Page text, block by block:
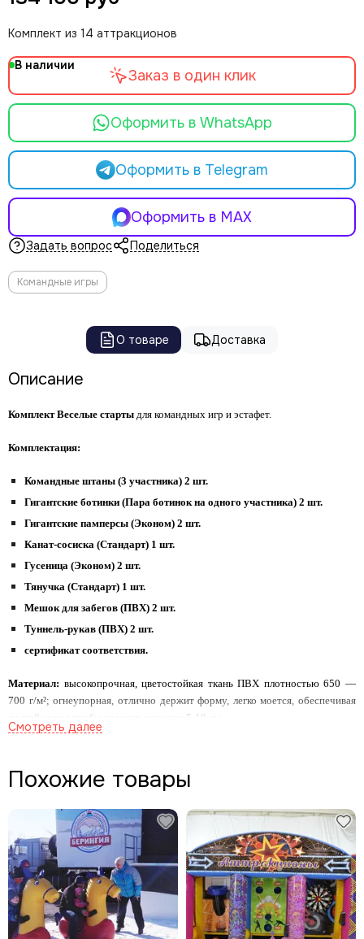
Комплект из 14 аттракционов
В наличии
Оформить в WhatsApp
Оформить в Telegram
Оформить в MAX
Заказ в один клик
Задать вопрос Поделиться
Командные игры
О товаре Доставка
Описание
Комплект Веселые старты для командных игр и эстафет.
Комплектация:
Командные штаны (3 участника) 2 шт.
Гигантские ботинки (Пара ботинок на одного участника) 2 шт.
Гигантские памперсы (Эконом) 2 шт.
Канат-сосиска (Стандарт) 1 шт.
Гусеница (Эконом) 2 шт.
Тянучка (Стандарт) 1 шт.
Мешок для забегов (ПВХ) 2 шт.
Туннель-рукав (ПВХ) 2 шт.
сертификат соответствия.
Материал: высокопрочная, цветостойкая ткань ПВХ плотностью 650 —
700 г/м²; огнеупорная, отлично держит форму, легко моется, обеспечивая
долгий срок службы изделия, поролон 5-10 см.
допустимой нагрузки приводит к повышенному износу материалов и швов)
логотипом или надписью. Цветовое исполнение любое.
Cфера применения командных аттракционов:
1. Муниципальные учреждения:
администрации городов и поселений;
дворцы культуры и молодежные центры; детские оздоровительные
учреждения (школы, лагеря, спортивные школы, ФОКи, санатории и
пансионаты).
Похожие товары